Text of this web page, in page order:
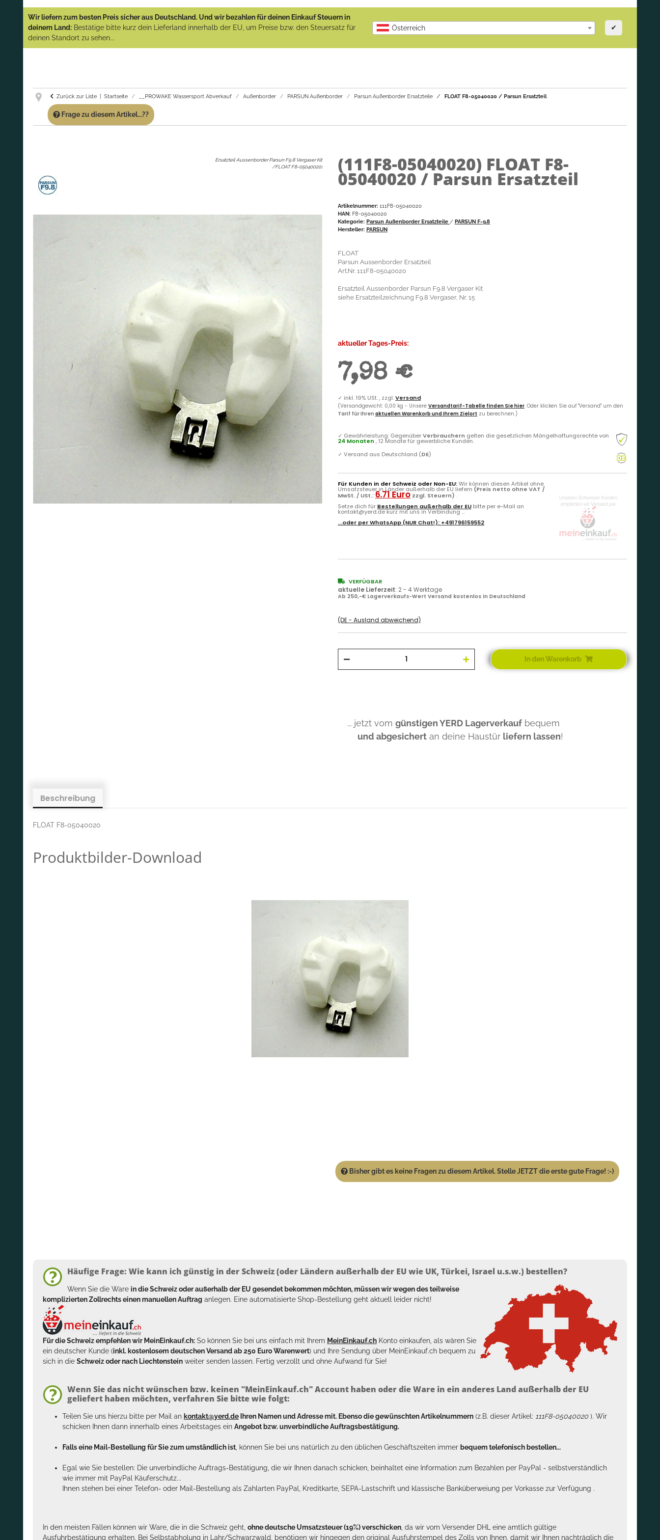
(Abverkauf)!
GARANTIE UND SERVICE:
Artikeln einfach an!
Wir liefern zum besten Preis sicher aus Deutschland. Und wir bezahlen für deinen Einkauf Steuern in
deinem Land: Bestätige bitte kurz dein Lieferland innerhalb der EU, um Preise bzw. den Steuersatz für
deinen Standort zu sehen...
Österreich ✔
Zurück zur Liste Startseite __PROWAKE Wassersport Abverkauf Außenborder PARSUN Außenborder Parsun Außenborder Ersatzteile FLOAT F8-05040020 / Parsun Ersatzteil
Frage zu diesem Artikel...??
Ersatzteil Aussenborder Parsun F9.8 Vergaser Kit
/FLOAT F8-05040020: (111F8-05040020) FLOAT F8-
05040020 / Parsun Ersatzteil
Artikelnummer: 111F8-05040020
HAN: F8-05040020
Kategorie: Parsun Außenborder Ersatzteile / PARSUN F-9.8
Hersteller: PARSUN
FLOAT
Parsun Aussenborder Ersatzteil
Art.Nr. 111F8-05040020
Ersatzteil Aussenborder Parsun F9.8 Vergaser Kit
siehe Ersatzteilzeichnung F9.8 Vergaser, Nr. 15
aktueller Tages-Preis:
7,98 €
✓ inkl. 19% USt. , zzgl.Versand
(Versandgewicht: 0,00 kg - Unsere Versandtarif-Tabelle finden Sie hier. Oder klicken Sie auf "Versand" um den
Tarif für Ihren aktuellen Warenkorb und Ihrem Zielort zu berechnen.)
✓ Gewährleistung: GegenüberVerbrauchern gelten die gesetzlichen Mängelhaftungsrechte von
24 Monaten , 12 Monate für gewerbliche Kunden.
✓ Versand aus Deutschland (DE)
Für Kunden in der Schweiz oder Non-EU:Wir können diesen Artikel ohne
Umsatzsteuer in Länder außerhalb der EU liefern (Preis netto ohne VAT /
MwSt. / USt.: 6.71 Euro zzgl. Steuern) .
Setze dich für Bestellungen außerhalb der EU bitte per e-Mail an
kontakt@yerd.de kurz mit uns in Verbindung ...
...oder perWhatsApp (NUR Chat!): +491796159552
VERFÜGBAR
aktuelle Lieferzeit: 2 - 4 Werktage
Ab 250,-€ Lagerverkaufs-Wert Versand kostenlos in Deutschland
(DE - Ausland abweichend)
In den Warenkorb
... jetzt vom günstigen YERD Lagerverkauf bequem
und abgesichert an deine Haustür liefern lassen!
Beschreibung
FLOAT F8-05040020
Produktbilder-Download
Bisher gibt es keine Fragen zu diesem Artikel. Stelle JETZT die erste gute Frage! :-)
Häufige Frage: Wie kann ich günstig in der Schweiz (oder Ländern außerhalb der EU wie UK, Türkei, Israel u.s.w.) bestellen?
Wenn Sie die Ware in die Schweiz oder außerhalb der EU gesendet bekommen möchten, müssen wir wegen des teilweise
komplizierten Zollrechts einen manuellen Auftrag anlegen. Eine automatisierte Shop-Bestellung geht aktuell leider nicht!
Für die Schweiz empfehlen wir MeinEinkauf.ch: So können Sie bei uns einfach mit Ihrem MeinEinkauf.ch Konto einkaufen, als wären Sie
ein deutscher Kunde (inkl. kostenlosem deutschen Versand ab 250 Euro Warenwert) und Ihre Sendung über MeinEinkauf.ch bequem zu
sich in die Schweiz oder nach Liechtenstein weiter senden lassen. Fertig verzollt und ohne Aufwand für Sie!
Wenn Sie das nicht wünschen bzw. keinen "MeinEinkauf.ch" Account haben oder die Ware in ein anderes Land außerhalb der EU
geliefert haben möchten, verfahren Sie bitte wie folgt:
Teilen Sie uns hierzu bitte per Mail an kontakt@yerd.de Ihren Namen und Adresse mit. Ebenso die gewünschten Artikelnummern (z.B. dieser Artikel: 111F8-05040020 ). Wir
schicken Ihnen dann innerhalb eines Arbeitstages ein Angebot bzw. unverbindliche Auftragsbestätigung.
Falls eine Mail-Bestellung für Sie zum umständlich ist , können Sie bei uns natürlich zu den üblichen Geschäftszeiten immer bequem telefonisch bestellen...
Egal wie Sie bestellen: Die unverbindliche Auftrags-Bestätigung, die wir Ihnen danach schicken, beinhaltet eine Information zum Bezahlen per PayPal - selbstverständlich
wie immer mit PayPal Käuferschutz...
Ihnen stehen bei einer Telefon- oder Mail-Bestellung als Zahlarten PayPal, Kreditkarte, SEPA-Lastschrift und klassische Banküberweiung per Vorkasse zur Verfügung .
In den meisten Fällen können wir Ware, die in die Schweiz geht, ohne deutsche Umsatzsteuer (19%) verschicken , da wir vom Versender DHL eine amtlich gültige
Ausfuhrbestätigung erhalten. Bei Selbstabholung in Lahr/Schwarzwald, benötigen wir hingegen den original Ausfuhrstempel des Zolls von Ihnen, damit wir Ihnen nachträglich die